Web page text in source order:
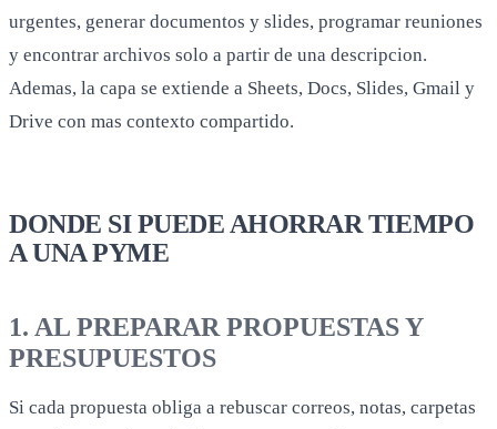
urgentes, generar documentos y slides, programar reuniones
y encontrar archivos solo a partir de una descripcion.
Ademas, la capa se extiende a Sheets, Docs, Slides, Gmail y
Drive con mas contexto compartido.
DONDE SI PUEDE AHORRAR TIEMPO
A UNA PYME
1. AL PREPARAR PROPUESTAS Y
PRESUPUESTOS
Si cada propuesta obliga a rebuscar correos, notas, carpetas